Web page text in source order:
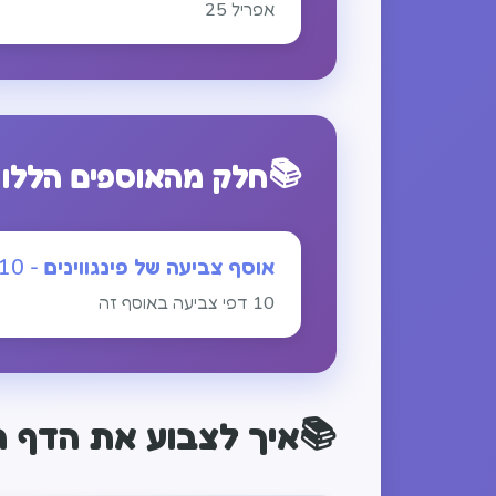
אפריל 25
📚חלק מהאוספים הללו
אוסף צביעה של פינגווינים - 10 ציפורים אנטארקטיות מקסימות
10 דפי צביעה באוסף זה
📚איך לצבוע את הדף